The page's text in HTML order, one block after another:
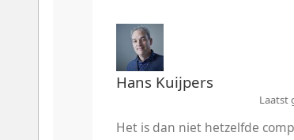
Hans Kuijpers
Laatst
Het is dan niet hetzelfde